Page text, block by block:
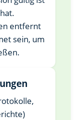
entfernt
sein, um